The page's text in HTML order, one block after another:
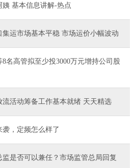
基本信息讲解-热点
运市场基本平稳 市场运价小幅波动
名高管拟至少投3000万元增持公司股
活动筹备工作基本就绪 天天精选
，定频怎么样了
是否可以兼任？市场监管总局回复